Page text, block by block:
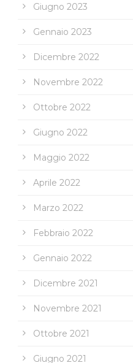
Giugno 2023
Gennaio 2023
Dicembre 2022
Novembre 2022
Ottobre 2022
Giugno 2022
Maggio 2022
Aprile 2022
Marzo 2022
Febbraio 2022
Gennaio 2022
Dicembre 2021
Novembre 2021
Ottobre 2021
Giugno 2021